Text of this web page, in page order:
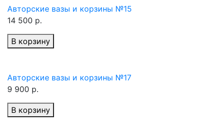
Авторские вазы и корзины №15
14 500 р.
В корзину
Авторские вазы и корзины №17
9 900 р.
В корзину